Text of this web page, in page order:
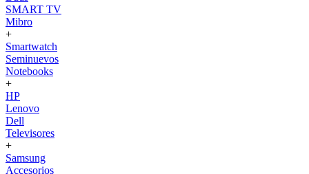
SMART TV
Mibro
+
Smartwatch
Seminuevos
Notebooks
+
HP
Lenovo
Dell
Televisores
+
Samsung
Accesorios